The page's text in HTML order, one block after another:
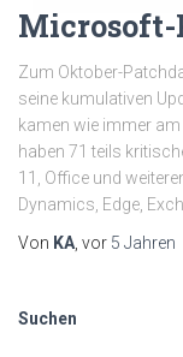
Microsoft-
Zum Oktober-
seine kumulativen
kamen wie immer
haben 71 teils
11, Office und
Dynamics, Edge,
Von KA , vor 5 Jahren
Suchen